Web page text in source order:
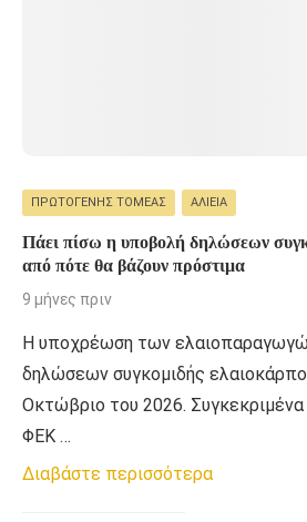
ΠΡΩΤΟΓΕΝΉΣ ΤΟΜΈΑΣ ΑΛΙΕΊΑ
Πάει πίσω η υποβολή δηλώσεων
από πότε θα βάζουν πρόστιμα
9 μήνες πριν
H υποχρέωση των
δηλώσεων συγκομιδής
Οκτώβριο του 2026. Συγκεκριμένα
ΦΕΚ …
Διαβάστε περισσότερα